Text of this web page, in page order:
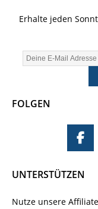
Erhalte jeden
FOLGEN
UNTERSTÜTZEN
Nutze unsere